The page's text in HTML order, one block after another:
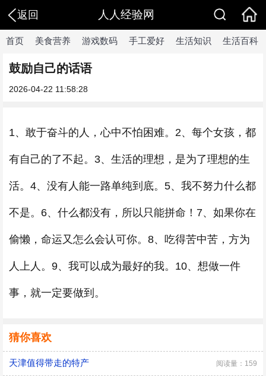
返回 人人经验网
首页 美食营养 游戏数码 手工爱好 生活知识 生活百科
鼓励自己的话语
2026-04-22 11:58:28
1、敢于奋斗的人，心中不怕困难。2、每个女孩，都
有自己的了不起。3、生活的理想，是为了理想的生
活。4、没有人能一路单纯到底。5、我不努力什么都
不是。6、什么都没有，所以只能拼命！7、如果你在
偷懒，命运又怎么会认可你。8、吃得苦中苦，方为
人上人。9、我可以成为最好的我。10、想做一件
事，就一定要做到。
猜你喜欢
天津值得带走的特产 阅读量：159